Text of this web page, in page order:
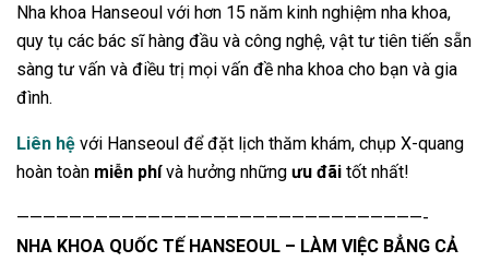
Nha khoa Hanseoul với hơn 15 năm kinh nghiệm nha khoa,
quy tụ các bác sĩ hàng đầu và công nghệ, vật tư tiên tiến sẵn
sàng tư vấn và điều trị mọi vấn đề nha khoa cho bạn và gia
đình.
Liên hệ với Hanseoul để đặt lịch thăm khám, chụp X-quang
hoàn toàn miễn phívà hưởng những ưu đãi tốt nhất!
———————————————————————————————-
NHA KHOA QUỐC TẾ HANSEOUL – LÀM VIỆC BẲNG CẢ